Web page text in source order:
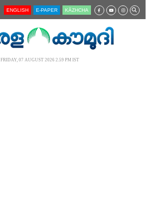
ENGLISH E-PAPER KĀZHCHA
FRIDAY, 07 AUGUST 2026 2.59 PM IST